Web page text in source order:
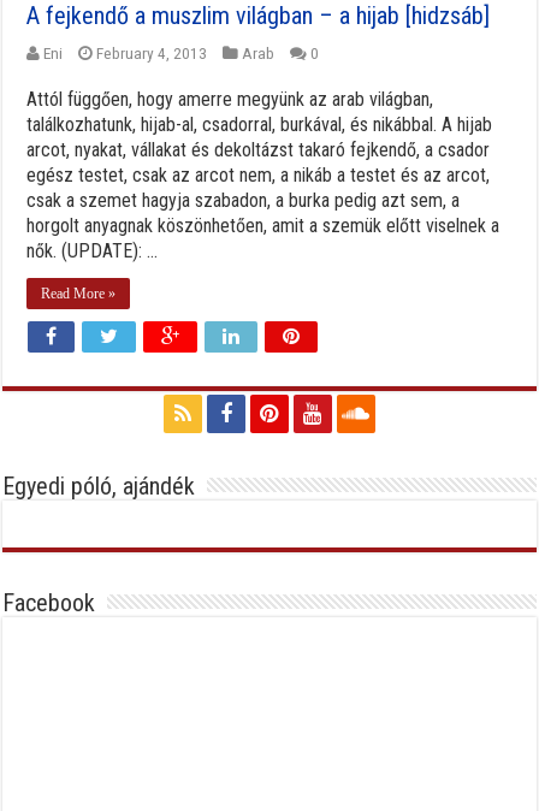
A fejkendő a muszlim világban – a hijab [hidzsáb]
Eni February 4, 2013 Arab 0
Attól függően, hogy amerre megyünk az arab világban,
találkozhatunk, hijab-al, csadorral, burkával, és nikábbal. A hijab
arcot, nyakat, vállakat és dekoltázst takaró fejkendő, a csador
egész testet, csak az arcot nem, a nikáb a testet és az arcot,
csak a szemet hagyja szabadon, a burka pedig azt sem, a
horgolt anyagnak köszönhetően, amit a szemük előtt viselnek a
nők. (UPDATE): ...
Read More »
Egyedi póló, ajándék
Facebook